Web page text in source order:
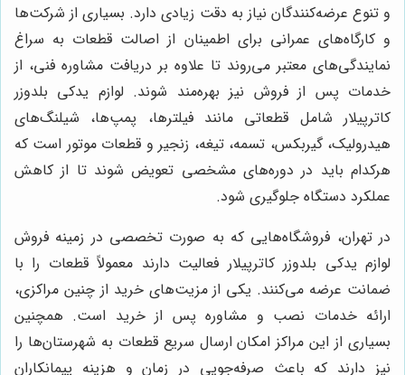
و تنوع عرضه‌کنندگان نیاز به دقت زیادی دارد. بسیاری از شرکت‌ها
و کارگاه‌های عمرانی برای اطمینان از اصالت قطعات به سراغ
نمایندگی‌های معتبر می‌روند تا علاوه بر دریافت مشاوره فنی، از
خدمات پس از فروش نیز بهره‌مند شوند. لوازم یدکی بلدوزر
کاترپیلار شامل قطعاتی مانند فیلترها، پمپ‌ها، شیلنگ‌های
هیدرولیک، گیربکس، تسمه، تیغه، زنجیر و قطعات موتور است که
هرکدام باید در دوره‌های مشخصی تعویض شوند تا از کاهش
عملکرد دستگاه جلوگیری شود.
در تهران، فروشگاه‌هایی که به صورت تخصصی در زمینه فروش
لوازم یدکی بلدوزر کاترپیلار فعالیت دارند معمولاً قطعات را با
ضمانت عرضه می‌کنند. یکی از مزیت‌های خرید از چنین مراکزی،
ارائه خدمات نصب و مشاوره پس از خرید است. همچنین
بسیاری از این مراکز امکان ارسال سریع قطعات به شهرستان‌ها را
نیز دارند که باعث صرفه‌جویی در زمان و هزینه پیمانکاران